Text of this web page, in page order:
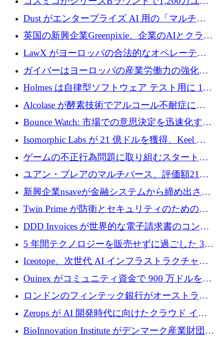
ロを調達
Dust がエンタープライズ AI 用の「マルチプ
レイヤー」オペレーティング システムを構築
するシリーズ B で 4,000 万ドルを調達
英国の新興企業Greenpixie、企業のAIとクラウ
ドのエネルギー無駄を削減するために470万ポ
ンドを調達
LawX がヨーロッパの合法的なオペレーティ
ング システムを構築するために 750 万ユーロ
を調達
ガイバーはヨーロッパの産業労働力の強化に
貢献するために 140 万ユーロを獲得
Holmes は自律型ソフトウェア テスト用に 110
万ユーロのプレシードを提供して開始
Alcolase が酵素技術でアルコール不耐症に取
り組むために 150 万ユーロを調達
Bounce Watch: 市場での意思決定を迅速化する
ためのインテリジェンス層を構築する
Isomorphic Labs が 21 億ドルを獲得、Keel の
ネオバンク後の軸、ポーランドのソフトウェ
ア進化
ゲームの不正行為問題に取り組むスタートア
ップを紹介する
ユアン・ブレアのマルチバース、評価額21億
ドルで7,000万ドルを調達
新興企業nsaveが金融システムから締め出され
たシリア人に国際銀行アクセスをもたらす
Twin Prime が防衛とセキュリティのためのフ
ロンティア AI モデルを構築するために 1,000
万ドルのプレシードを獲得
DDD Invoices が世界的な電子請求書のコンプ
ライアンスを簡素化するために 131 万ユーロ
を調達
5 年間テクノロジーを販売せずに過ごした 3D
プリンティングのスタートアップを紹介しま
Iceotope、次世代 AI インフラストラクチャの
冷却を促進するために 2,600 万ドルを調達
Ouinex がコミュニティ資金で 900 万ドルを達
成、トークン プラットフォームを開始
ロンドンのフィンテック銀行がオーストラリ
アのトップ企業金融業者に買収
Zerops が AI 開発時代に向けたクラウド イン
フラストラクチャを再構築するために 200 万
BioInnovation Institute がデンマーク産業財団か